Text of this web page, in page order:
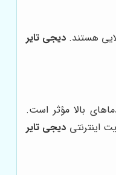
هستند. دیجی تایر
بالا مؤثر است.
اینترنتی دیجی تایر